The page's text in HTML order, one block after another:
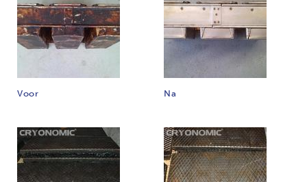
Voor Na